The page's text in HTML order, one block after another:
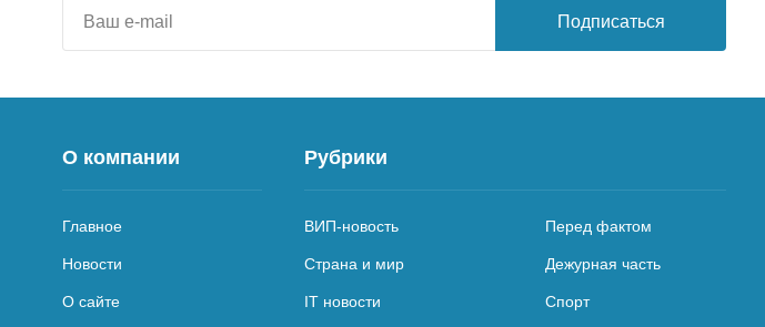
Подписаться
О компании
Главное
Новости
О сайте
Рубрики
ВИП-новость Перед фактом
Страна и мир Дежурная часть
IT новости Спорт